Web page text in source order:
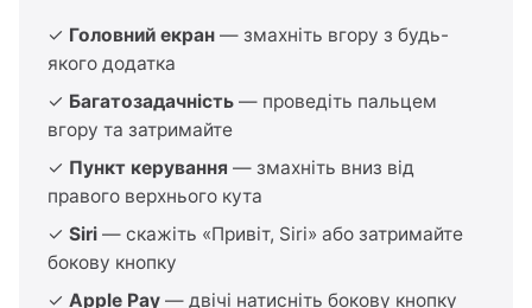
✓ Головний екран — змахніть вгору з будь-
якого додатка
✓ Багатозадачність — проведіть пальцем
вгору та затримайте
✓ Пункт керування — змахніть вниз від
правого верхнього кута
✓ Siri — скажіть «Привіт, Siri» або затримайте
бокову кнопку
✓ Apple Pay — двічі натисніть бокову кнопку